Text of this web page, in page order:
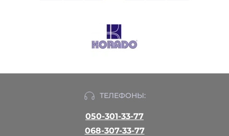
ТЕЛЕФОНЫ:
050-301-33-77
068-307-33-77